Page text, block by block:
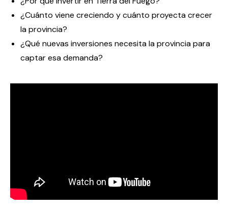
¿Cuánto viene creciendo y cuánto proyecta crecer
la provincia?
¿Qué nuevas inversiones necesita la provincia para
captar esa demanda?